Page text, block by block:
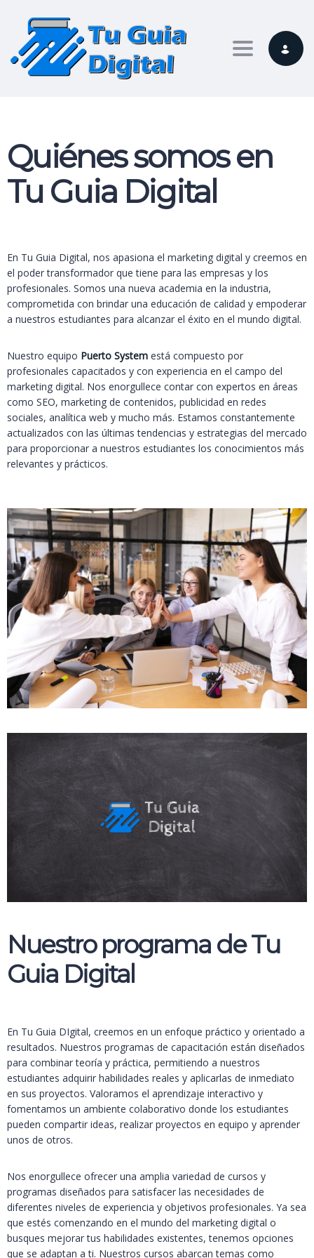
Toggle
Quiénes somos en
Tu Guia Digital
En Tu Guia Digital, nos apasiona el marketing digital y creemos en
el poder transformador que tiene para las empresas y los
profesionales. Somos una nueva academia en la industria,
comprometida con brindar una educación de calidad y empoderar
a nuestros estudiantes para alcanzar el éxito en el mundo digital.
Nuestro equipo Puerto System está compuesto por
profesionales capacitados y con experiencia en el campo del
marketing digital. Nos enorgullece contar con expertos en áreas
como SEO, marketing de contenidos, publicidad en redes
sociales, analítica web y mucho más. Estamos constantemente
actualizados con las últimas tendencias y estrategias del mercado
para proporcionar a nuestros estudiantes los conocimientos más
relevantes y prácticos.
Nuestro programa de Tu
Guia Digital
En Tu Guia DIgital, creemos en un enfoque práctico y orientado a
resultados. Nuestros programas de capacitación están diseñados
para combinar teoría y práctica, permitiendo a nuestros
estudiantes adquirir habilidades reales y aplicarlas de inmediato
en sus proyectos. Valoramos el aprendizaje interactivo y
fomentamos un ambiente colaborativo donde los estudiantes
pueden compartir ideas, realizar proyectos en equipo y aprender
unos de otros.
Nos enorgullece ofrecer una amplia variedad de cursos y
programas diseñados para satisfacer las necesidades de
diferentes niveles de experiencia y objetivos profesionales. Ya sea
que estés comenzando en el mundo del marketing digital o
busques mejorar tus habilidades existentes, tenemos opciones
que se adaptan a ti. Nuestros cursos abarcan temas como